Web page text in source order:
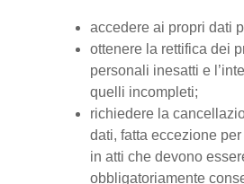
accedere ai propri dati
ottenere la rettifica dei
personali inesatti e
quelli incompleti;
richiedere la
dati, fatta eccezione
in atti che devono
obbligatoriamente